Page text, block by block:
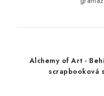
Alchemy of Art -
scrapbooková